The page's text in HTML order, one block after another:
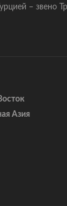
Турцией – звено
Азия